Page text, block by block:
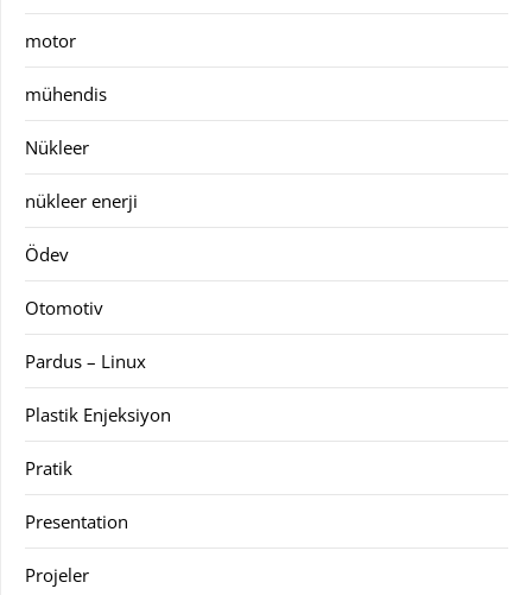
motor
mühendis
Nükleer
nükleer enerji
Ödev
Otomotiv
Pardus – Linux
Plastik Enjeksiyon
Pratik
Presentation
Projeler